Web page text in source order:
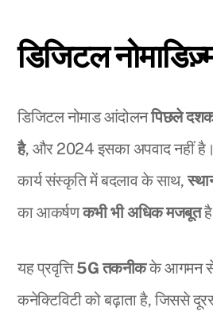
डिजिटल
डिजिटल नोमाड आंदोलनपिछले
है, और 2024 इसका अपवाद नहीं
कार्य संस्कृति में बदलाव के साथ,
का आकर्षणकभी भी अधिक मजबूत
यह प्रवृत्ति5G तकनीकके आगमन से
कनेक्टिविटी को बढ़ाता है, जिससे